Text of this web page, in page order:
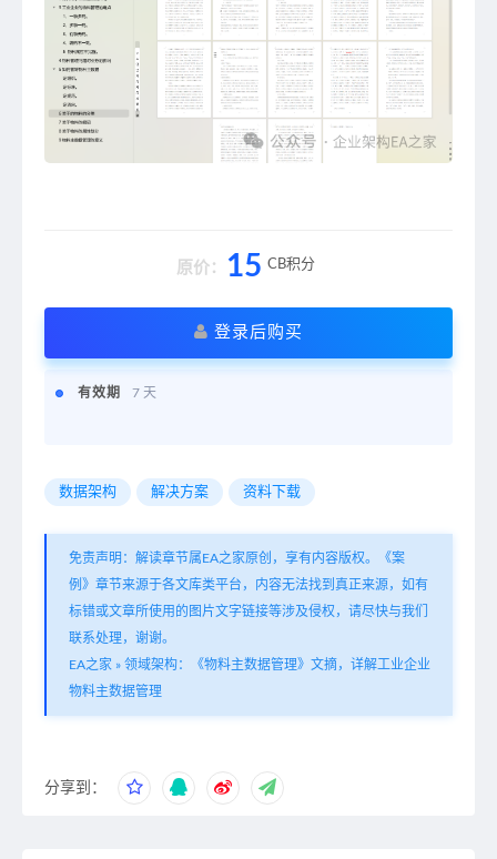
原价： 15 CB积分
登录后购买
有效期 7 天
数据架构 解决方案 资料下载
免责声明：解读章节属EA之家原创，享有内容版权。《案
例》章节来源于各文库类平台，内容无法找到真正来源，如有
标错或文章所使用的图片文字链接等涉及侵权，请尽快与我们
联系处理，谢谢。
EA之家 » 领域架构：《物料主数据管理》文摘，详解工业企业
物料主数据管理
分享到：